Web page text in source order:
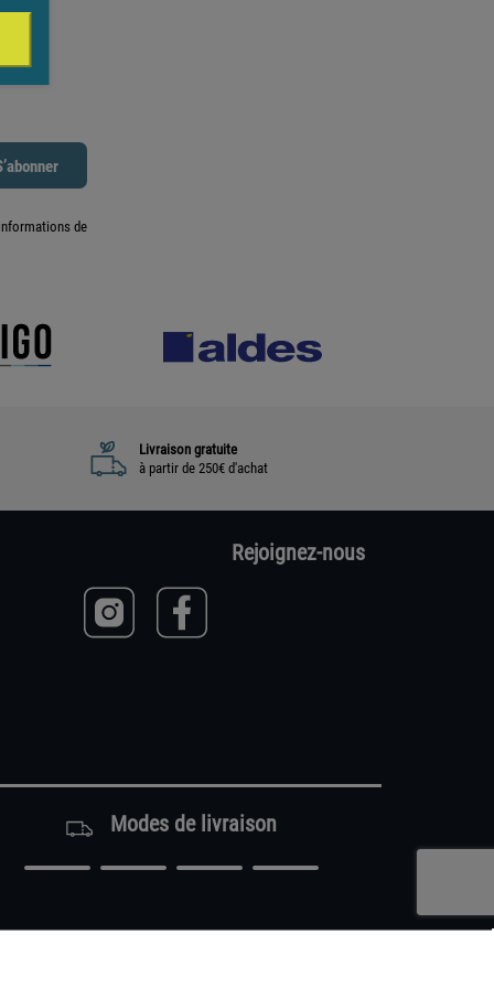
de
Livraison gratuite
à partir de 250€ d'achat
Rejoignez-nous
Modes de livraison